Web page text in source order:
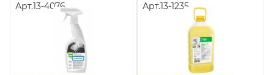
Арт.13-4076 Арт.13-1235